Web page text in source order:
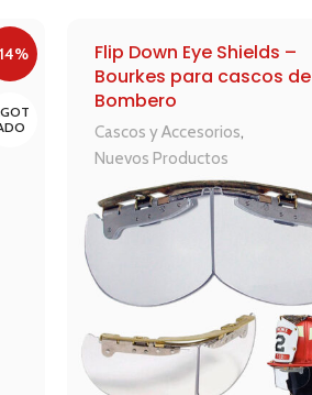
Flip Down Eye Shields –
Bourkes para cascos de
Bombero
Cascos y Accesorios,
Nuevos Productos